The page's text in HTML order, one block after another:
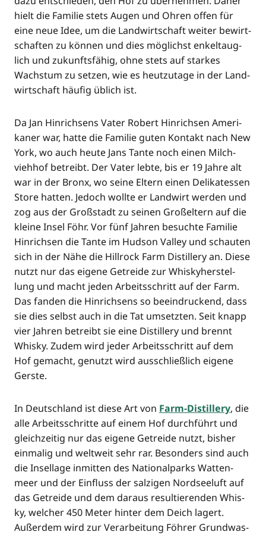
hielt die Fami­lie stets Augen und Ohren offen für
eine neue Idee, um die Land­wirt­schaft wei­ter bewirt­
schaf­ten zu kön­nen und dies mög­lichst enkel­taug­
lich und zukunfts­fä­hig, ohne stets auf star­kes
Wachs­tum zu set­zen, wie es heut­zu­ta­ge in der Land­
wirt­schaft häu­fig üblich ist.
Da Jan Hin­rich­sens Vater Robert Hin­rich­sen Ame­ri­
ka­ner war, hat­te die Fami­lie guten Kon­takt nach New
York, wo auch heu­te Jans Tan­te noch einen Milch­
vieh­hof betreibt. Der Vater leb­te, bis er 19 Jah­re alt
war in der Bronx, wo sei­ne Eltern einen Deli­ka­tes­sen
Store hat­ten. Jedoch woll­te er Land­wirt wer­den und
zog aus der Groß­stadt zu sei­nen Groß­el­tern auf die
klei­ne Insel Föhr. Vor fünf Jah­ren besuch­te Fami­lie
Hin­rich­sen die Tan­te im Hud­son Val­ley und schau­ten
sich in der Nähe die Hill­rock Farm Distil­lery an. Die­se
nutzt nur das eige­ne Getrei­de zur Whis­ky­her­stel­
lung und macht jeden Arbeits­schritt auf der Farm.
Das fan­den die Hin­rich­sens so beein­dru­ckend, dass
sie dies selbst auch in die Tat umsetz­ten. Seit knapp
vier Jah­ren betreibt sie eine Distil­lery und brennt
Whis­ky. Zudem wird jeder Arbeits­schritt auf dem
Hof gemacht, genutzt wird aus­schließ­lich eige­ne
Gerste.
In Deutsch­land ist die­se Art von Farm-Distil­lery, die
alle Arbeits­schrit­te auf einem Hof durch­führt und
gleich­zei­tig nur das eige­ne Getrei­de nutzt, bis­her
ein­ma­lig und welt­weit sehr rar. Beson­ders sind auch
die Insel­la­ge inmit­ten des Natio­nal­parks Wat­ten­
meer und der Ein­fluss der sal­zi­gen Nord­see­luft auf
das Getrei­de und dem dar­aus resul­tie­ren­den Whis­
ky, wel­cher 450 Meter hin­ter dem Deich lagert.
Außer­dem wird zur Ver­ar­bei­tung Föh­rer Grund­was­